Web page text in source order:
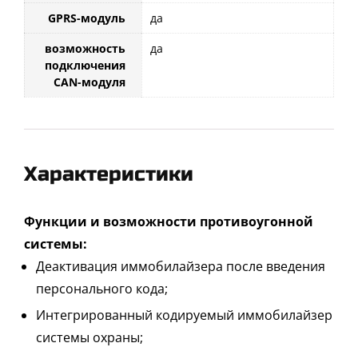
GPRS-модуль
да
возможность
подключения
CAN-модуля
да
Характеристики
Функции и возможности противоугонной
системы:
Деактивация иммобилайзера после введения
персонального кода;
Интегрированный кодируемый иммобилайзер
системы охраны;